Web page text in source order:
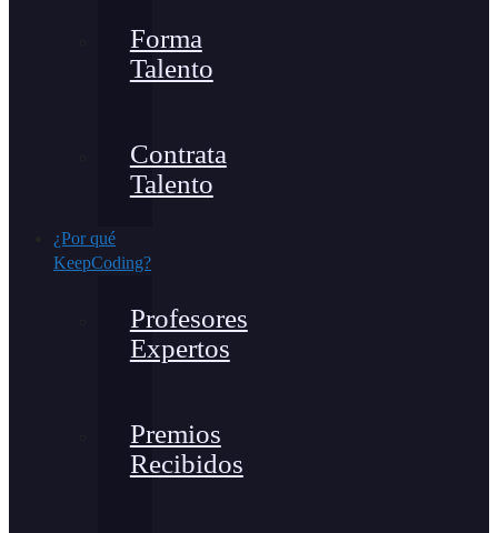
Forma
Talento
Contrata
Talento
¿Por qué
KeepCoding?
Profesores
Expertos
Premios
Recibidos